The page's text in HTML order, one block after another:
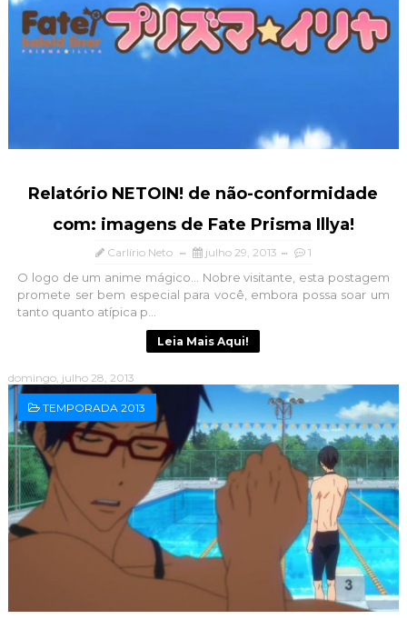
Relatório NETOIN! de não-conformidade
com: imagens de Fate Prisma Illya!
Carlírio Neto julho 29, 2013 1
O logo de um anime mágico... Nobre visitante, esta postagem
promete ser bem especial para você, embora possa soar um
tanto quanto atípica p...
Leia Mais Aqui!
domingo, julho 28, 2013
TEMPORADA 2013